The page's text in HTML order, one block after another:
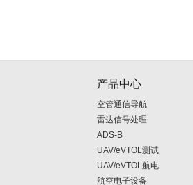
产品中心
空管通信导航
雷达信号处理
ADS-B
UAV/eVTOL测试
UAV/eVTOL航电
航空电子设备